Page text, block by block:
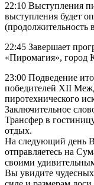
22:10 Выступления
выступления будет
(продолжительность
22:45 Завершает
«Пиромагия», город
23:00 Подведение
победителей XII
пиротехнического
Заключительное
Трансфер в
отдых.
На следующий день
отправляетесь на
своими
Вы увидите